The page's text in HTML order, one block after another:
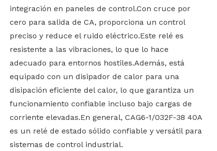
integración en paneles de control.Con cruce por
cero para salida de CA, proporciona un control
preciso y reduce el ruido eléctrico.Este relé es
resistente a las vibraciones, lo que lo hace
adecuado para entornos hostiles.Además, está
equipado con un disipador de calor para una
disipación eficiente del calor, lo que garantiza un
funcionamiento confiable incluso bajo cargas de
corriente elevadas.En general, CAG6-1/032F-38 40A
es un relé de estado sólido confiable y versátil para
sistemas de control industrial.